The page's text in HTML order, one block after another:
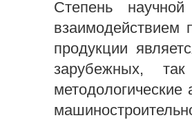
Степень
взаимодействием
продукции
зарубежных,